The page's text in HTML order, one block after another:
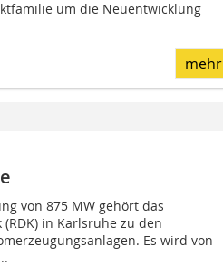
um die Neuentwicklung
mehr
von 875 MW gehört das
in Karlsruhe zu den
Es wird von